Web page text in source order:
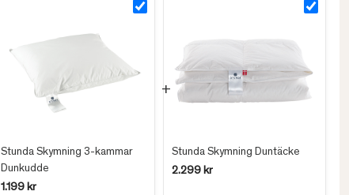
Stunda Skymning 3-kammar
Dunkudde
1.199 kr
Stunda Skymning Duntäcke
2.299 kr